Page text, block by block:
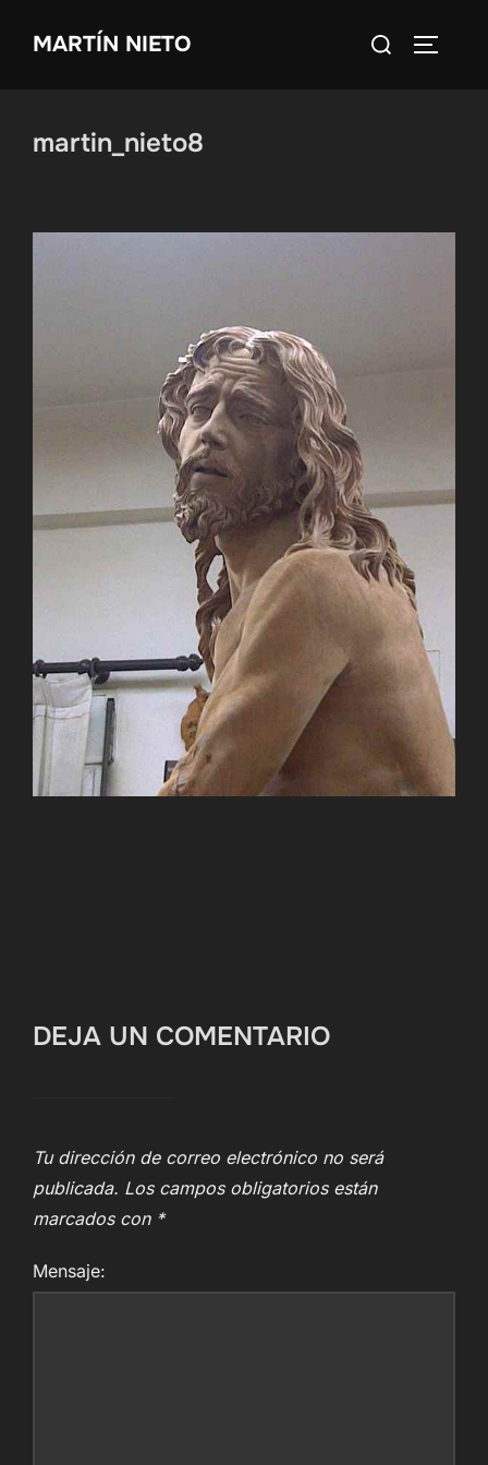
MARTÍN NIETO Buscar:
martin_nieto8
DEJA UN COMENTARIO
Tu dirección de correo electrónico no será
publicada. Los campos obligatorios están
marcados con *
Mensaje: